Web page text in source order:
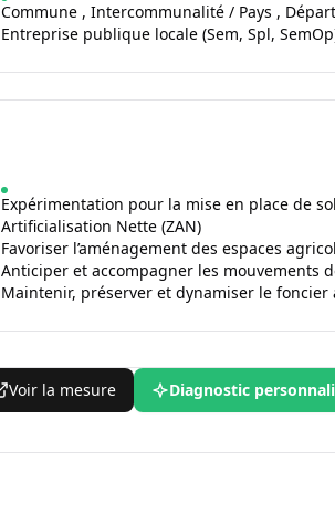
Commune , Intercommunalité / Pays ,
Entreprise publique locale (Sem, Spl,
Expérimentation pour la mise en place de
Artificialisation Nette (ZAN)
Favoriser l’aménagement des espaces
Anticiper et accompagner les mouvements
Maintenir, préserver et dynamiser le foncier
Voir la mesure Diagnostic